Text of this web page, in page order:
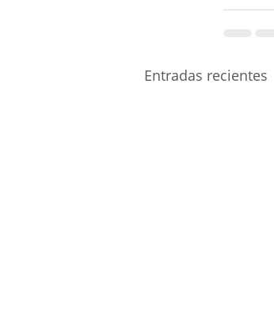
Entradas recientes